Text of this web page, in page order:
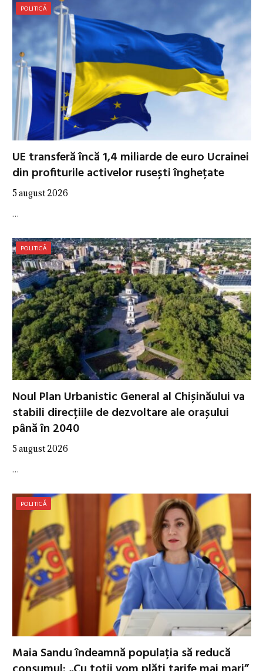
POLITICĂ
UE transferă încă 1,4 miliarde de euro Ucrainei
din profiturile activelor rusești înghețate
5 august 2026
…
POLITICĂ
Noul Plan Urbanistic General al Chișinăului va
stabili direcțiile de dezvoltare ale orașului
până în 2040
5 august 2026
…
POLITICĂ
Maia Sandu îndeamnă populația să reducă